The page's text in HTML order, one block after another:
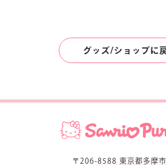
グッズ/ショップに
〒206-8588 東京都多摩